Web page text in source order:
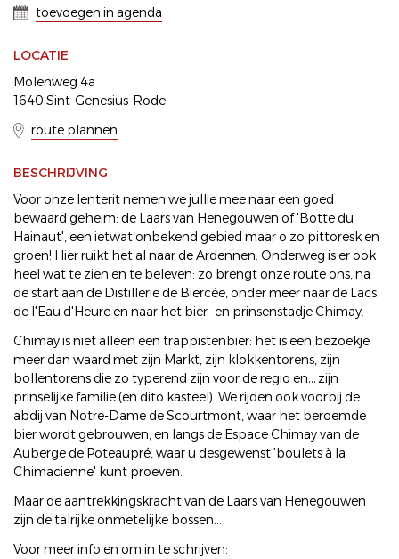
toevoegen in agenda
LOCATIE
Molenweg 4a
1640 Sint-Genesius-Rode
route plannen
BESCHRIJVING
Voor onze lenterit nemen we jullie mee naar een goed
bewaard geheim: de Laars van Henegouwen of 'Botte du
Hainaut', een ietwat onbekend gebied maar o zo pittoresk en
groen! Hier ruikt het al naar de Ardennen. Onderweg is er ook
heel wat te zien en te beleven: zo brengt onze route ons, na
de start aan de Distillerie de Biercée, onder meer naar de Lacs
de l'Eau d'Heure en naar het bier- en prinsenstadje Chimay.
Chimay is niet alleen een trappistenbier: het is een bezoekje
meer dan waard met zijn Markt, zijn klokkentorens, zijn
bollentorens die zo typerend zijn voor de regio en… zijn
prinselijke familie (en dito kasteel). We rijden ook voorbij de
abdij van Notre-Dame de Scourtmont, waar het beroemde
bier wordt gebrouwen, en langs de Espace Chimay van de
Auberge de Poteaupré, waar u desgewenst 'boulets à la
Chimacienne' kunt proeven.
Maar de aantrekkingskracht van de Laars van Henegouwen
zijn de talrijke onmetelijke bossen…
Voor meer info en om in te schrijven: